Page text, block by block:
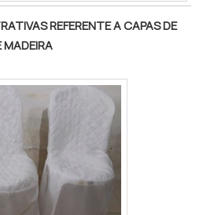
série de
A MELHOR
do fornecedor das
desejadas,
personalizada,
es.
REFERENTE A CAPAS DE
MADEIRA